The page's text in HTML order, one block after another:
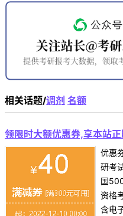
相关话题/调剂 名额
领限时大额优惠券,享本站
优惠
研考
国
资格
含电